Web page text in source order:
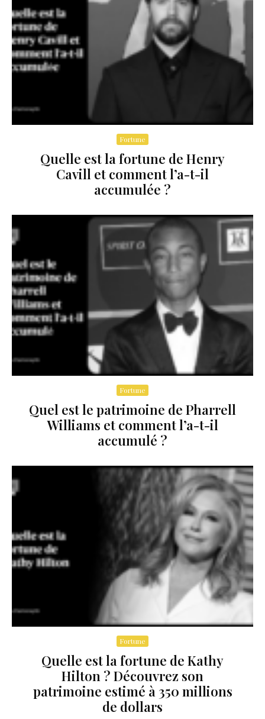
Fortune
Quelle est la fortune de Henry
Cavill et comment l’a-t-il
accumulée ?
Fortune
Quel est le patrimoine de Pharrell
Williams et comment l’a-t-il
accumulé ?
Fortune
Quelle est la fortune de Kathy
Hilton ? Découvrez son
patrimoine estimé à 350 millions
de dollars